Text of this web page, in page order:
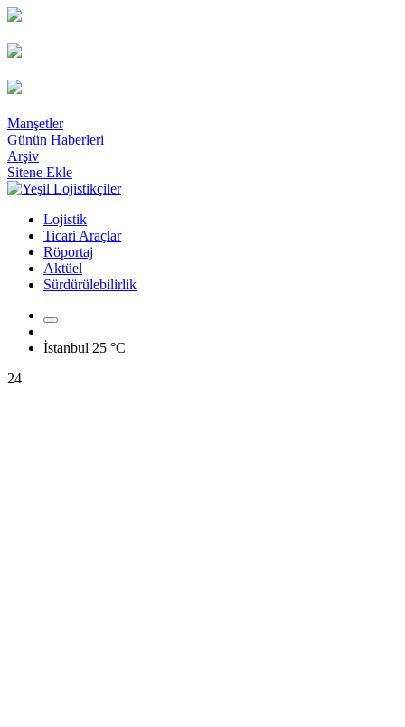
Manşetler
Günün Haberleri
Arşiv
Sitene Ekle
Lojistik
Ticari Araçlar
Röportaj
Aktüel
Sürdürülebilirlik
İstanbul 25 °C
24